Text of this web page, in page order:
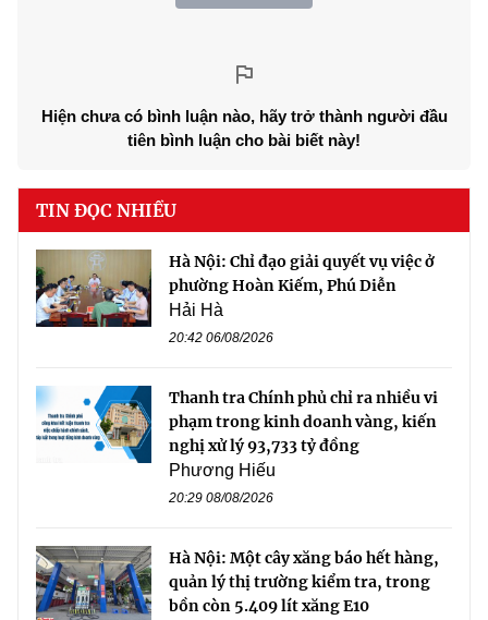
Hiện chưa có bình luận nào, hãy trở thành người đầu
tiên bình luận cho bài biết này!
TIN ĐỌC NHIỀU
Hà Nội: Chỉ đạo giải quyết vụ việc ở
phường Hoàn Kiếm, Phú Diễn
Hải Hà
20:42 06/08/2026
Thanh tra Chính phủ chỉ ra nhiều vi
phạm trong kinh doanh vàng, kiến
nghị xử lý 93,733 tỷ đồng
Phương Hiếu
20:29 08/08/2026
Hà Nội: Một cây xăng báo hết hàng,
quản lý thị trường kiểm tra, trong
bồn còn 5.409 lít xăng E10